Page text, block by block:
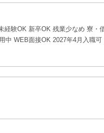
経験OK 新卒OK 残業少なめ 寮・
中 WEB面接OK 2027年4月入職可